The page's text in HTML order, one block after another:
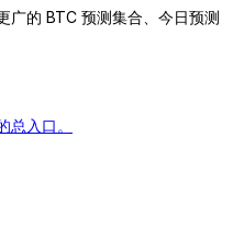
广的 BTC 预测集合、今日预测
入口。